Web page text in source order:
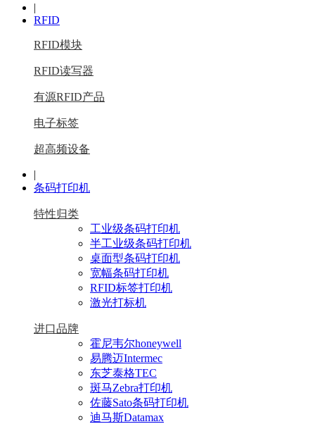
|
RFID
RFID模块
RFID读写器
有源RFID产品
电子标签
超高频设备
|
条码打印机
特性归类
工业级条码打印机
半工业级条码打印机
桌面型条码打印机
宽幅条码打印机
RFID标签打印机
激光打标机
进口品牌
霍尼韦尔honeywell
易腾迈Intermec
东芝泰格TEC
斑马Zebra打印机
佐藤Sato条码打印机
迪马斯Datamax